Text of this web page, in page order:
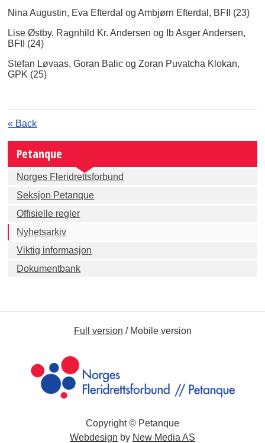
Nina Augustin, Eva Efterdal og Ambjørn Efterdal, BFII (23)
Lise Østby, Ragnhild Kr. Andersen og Ib Asger Andersen,
BFII (24)
Stefan Løvaas, Goran Balic og Zoran Puvatcha Klokan,
GPK (25)
« Back
Petanque
Norges Fleridrettsforbund
Seksjon Petanque
Offisielle regler
Nyhetsarkiv
Viktig informasjon
Dokumentbank
Full version /Mobile version
Copyright © Petanque
Webdesign by New Media AS